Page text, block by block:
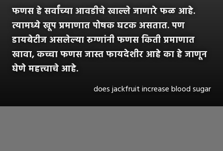
फणस हे सर्वांच्या आवडीचे खाल्ले जाणारे फळ आहे.
त्यामध्ये खूप प्रमाणात पोषक घटक असतात. पण
डायबेटीज असलेल्या रुग्णांनी फणस किती प्रमाणात
खावा, कच्चा फणस जास्त फायदेशीर आहे का हे जाणून
घेणे महत्त्वाचे आहे.
does jackfruit increase blood sugar